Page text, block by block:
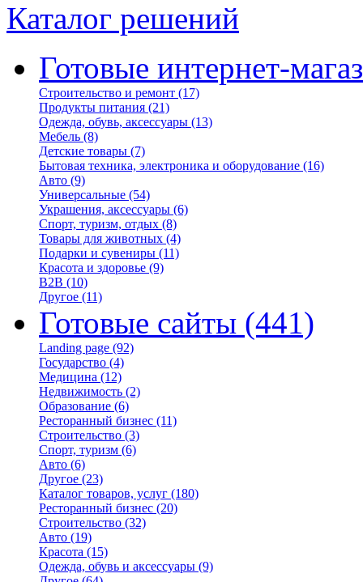
Каталог решений
Готовые интернет-
Строительство и ремонт (17)
Продукты питания (21)
Одежда, обувь, аксессуары (13)
Мебель (8)
Детские товары (7)
Бытовая техника, электроника и оборудование (16)
Авто (9)
Универсальные (54)
Украшения, аксессуары (6)
Спорт, туризм, отдых (8)
Товары для животных (4)
Подарки и сувениры (11)
Красота и здоровье (9)
B2B (10)
Другое (11)
Готовые сайты (441)
Landing page (92)
Государство (4)
Медицина (12)
Недвижимость (2)
Образование (6)
Ресторанный бизнес (11)
Строительство (3)
Спорт, туризм (6)
Авто (6)
Другое (23)
Каталог товаров, услуг (180)
Ресторанный бизнес (20)
Строительство (32)
Авто (19)
Красота (15)
Одежда, обувь и аксессуары (9)